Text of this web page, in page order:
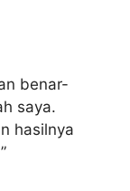
benar-
saya.
hasilnya